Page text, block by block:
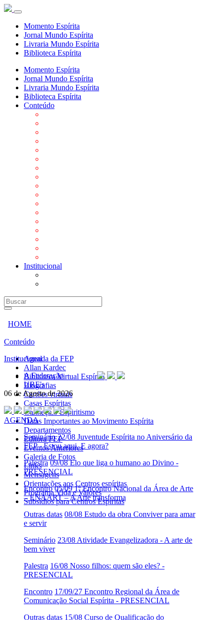
Momento Espírita
Jornal Mundo Espírita
Livraria Mundo Espírita
Biblioteca Espírita
Momento Espírita
Jornal Mundo Espírita
Livraria Mundo Espírita
Biblioteca Espírita
Conteúdo
Institucional
HOME
Conteúdo
Agenda da FEP
Allan Kardec
Biblioteca Virtual Espírita
Biografias
Cartões virtuais
Casas Espíritas
Conheça o Espiritismo
Datas Importantes ao Movimento Espírita
Departamentos
Editora FEP
Eventos Anteriores
Galeria de Fotos
Links
Mensagens
Orientações aos Centros espíritas
Programa Vida e Valores
Subsídios para Centros Espíritas
Institucional
A Federação
URE's
06 de Agosto de 2026
AGENDA
Seminário 22/08 Juventude Espírita no Aniversário da
FEP - Estou aqui. E agora?
Palestra 09/08 Elo que liga o humano ao Divino -
PRESENCIAL
Encontro 05/09 1º Encontro Nacional da Área de Arte
– ENAART – A Arte transforma
Outras datas 08/08 Estudo da obra Conviver para amar
e servir
Seminário 23/08 Atividade Evangelizadora - A arte de
bem viver
Palestra 16/08 Nosso filhos: quem são eles? -
PRESENCIAL
Encontro 17/09/27 Encontro Regional da Área de
Comunicação Social Espírita - PRESENCIAL
Outras datas 15/08 Curso de Qualificação do